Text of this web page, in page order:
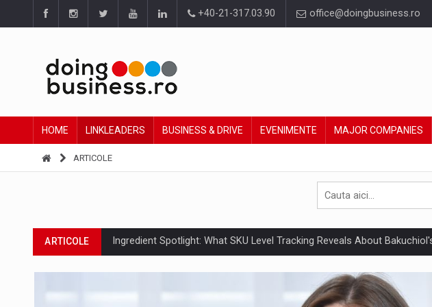
+40-21-317.03.90 office@doingbusiness.ro
HOME LINKLEADERS BUSINESS & DRIVE EVENIMENTE MAJOR COMPANIES
ARTICOLE
ARTICOLE Ingredient Spotlight: What SKU Level Tracking Reveals About
ARTICOLE Producatorii si comerciantii care nu se supun noilor reglementari UE
Raport PwC: Industria de media si divertisment din Romania va